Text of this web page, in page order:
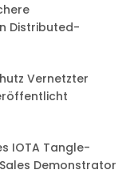
Distributed-
Vernetzter
IOTA Tangle-
Demonstrator